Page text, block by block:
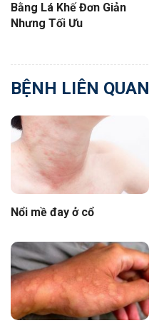
Bằng Lá Khế Đơn Giản
Nhưng Tối Ưu
BỆNH LIÊN QUAN
Nổi mề đay ở cổ